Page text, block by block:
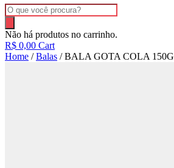
Pesquisar
produtos
Não há produtos no carrinho.
R$ 0,00 Cart
Home /Balas / BALA GOTA COLA 150G